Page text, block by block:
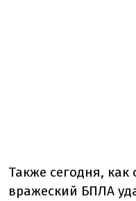
Также сегодня, как
вражеский БПЛА